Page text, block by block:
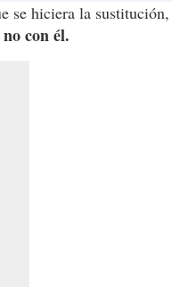
se hiciera la sustitución,
con él.